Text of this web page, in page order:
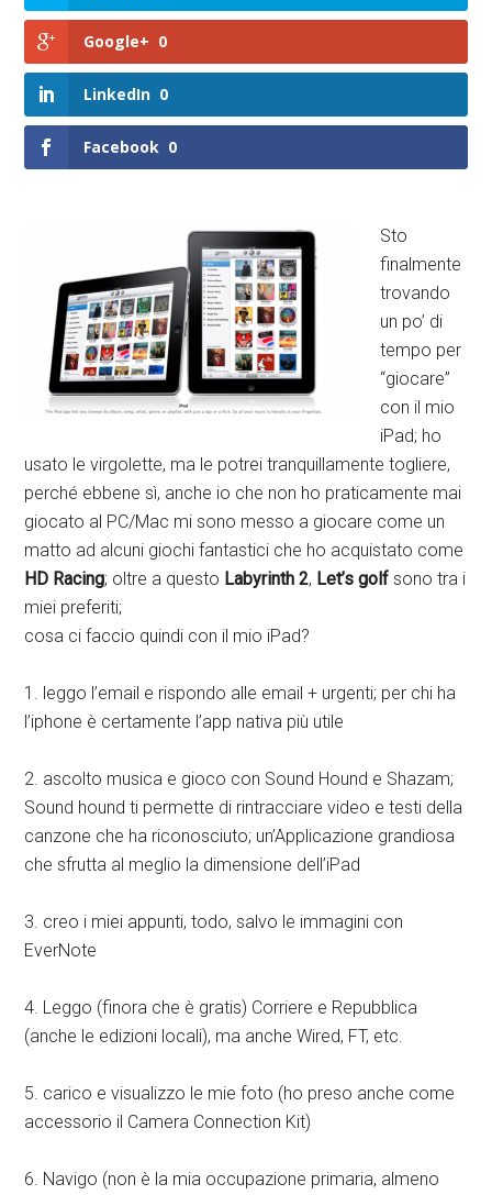
Google+ 0
LinkedIn 0
Facebook 0
Sto
finalmente
trovando
un po’ di
tempo per
“giocare”
con il mio
iPad; ho
usato le virgolette, ma le potrei tranquillamente togliere,
perché ebbene sì, anche io che non ho praticamente mai
giocato al PC/Mac mi sono messo a giocare come un
matto ad alcuni giochi fantastici che ho acquistato come
HD Racing; oltre a questo Labyrinth 2, Let’s golf sono tra i
miei preferiti;
cosa ci faccio quindi con il mio iPad?
1. leggo l’email e rispondo alle email + urgenti; per chi ha
l’iphone è certamente l’app nativa più utile
2. ascolto musica e gioco con Sound Hound e Shazam;
Sound hound ti permette di rintracciare video e testi della
canzone che ha riconosciuto; un’Applicazione grandiosa
che sfrutta al meglio la dimensione dell’iPad
3. creo i miei appunti, todo, salvo le immagini con
EverNote
4. Leggo (finora che è gratis) Corriere e Repubblica
(anche le edizioni locali), ma anche Wired, FT, etc.
5. carico e visualizzo le mie foto (ho preso anche come
accessorio il Camera Connection Kit)
6. Navigo (non è la mia occupazione primaria, almeno